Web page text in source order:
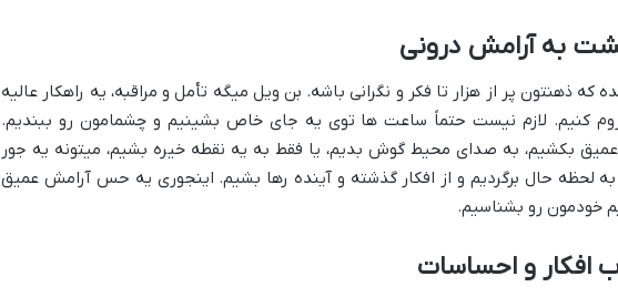
به آرامش درونی
ذهنتون پر از هزار تا فکر و نگرانی باشه. بن ویل میگه تأمل و مراقبه، یه راهکار عالیه
کنیم. لازم نیست حتماً ساعت ها توی یه جای خاص بشینیم و چشمامون رو ببندیم.
بکشیم، به صدای محیط گوش بدیم، یا فقط به یه نقطه خیره بشیم، میتونه یه جور
لحظه حال برگردیم و از افکار گذشته و آینده رها بشیم. اینجوری یه حس آرامش عمیق
خودمون رو بشناسیم.
افکار و احساسات